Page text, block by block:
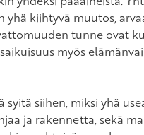
kiihtyvä muutos,
tunne ovat
myös
siihen, miksi yhä
ja rakennetta, sekä